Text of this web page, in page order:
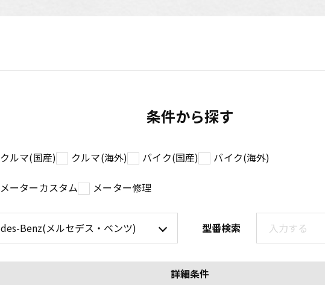
条件から探す
クルマ(国産) クルマ(海外) バイク(国産) バイク(海外)
メーターカスタム メーター修理
型番検索
詳細条件